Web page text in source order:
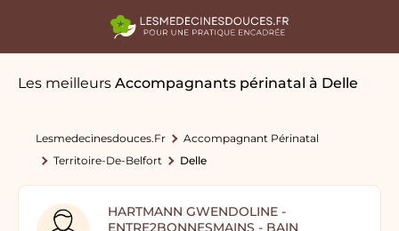
Les meilleurs Accompagnants périnatal à Delle
Lesmedecinesdouces.fr
Accompagnant Périnatal
Territoire-De-Belfort
Delle
HARTMANN GWENDOLINE -
ENTRE2BONNESMAINS - BAIN